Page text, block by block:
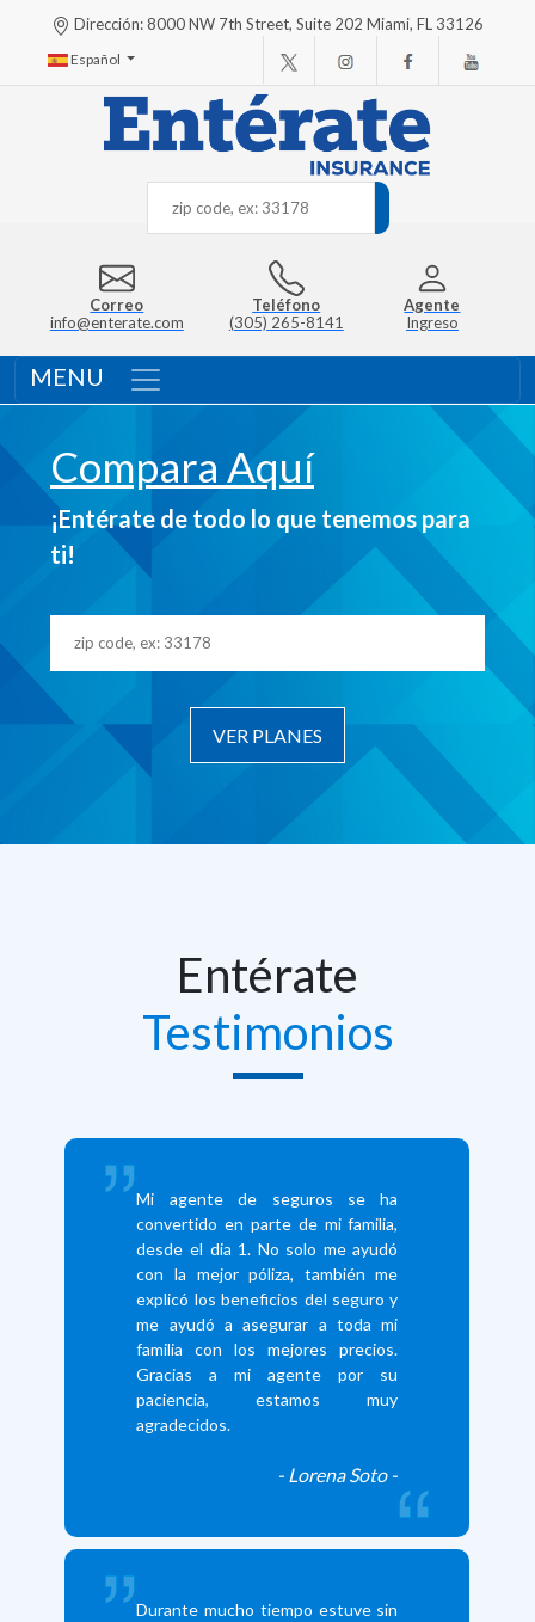
Dirección: 8000 NW 7th Street, Suite 202 Miami, FL 33126
Español
Correo
info@enterate.com
Teléfono
(305) 265-8141
Agente
Ingreso
MENU
Compara Aquí
¡Entérate de todo lo que tenemos para
ti!
Entérate
Testimonios
Mi agente de seguros se ha
convertido en parte de mi familia,
desde el dia 1. No solo me ayudó
con la mejor póliza, también me
explicó los beneficios del seguro y
me ayudó a asegurar a toda mi
familia con los mejores precios.
Gracias a mi agente por su
paciencia, estamos muy
agradecidos.
- Lorena Soto -
Durante mucho tiempo estuve sin